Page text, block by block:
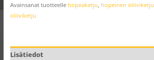
Avainsanat tuotteelle hopeaketju hopeinen oliiviketju
oliiviketju
Lisätiedot